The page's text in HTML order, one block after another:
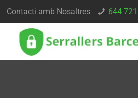
Contacti amb Nosaltres 644